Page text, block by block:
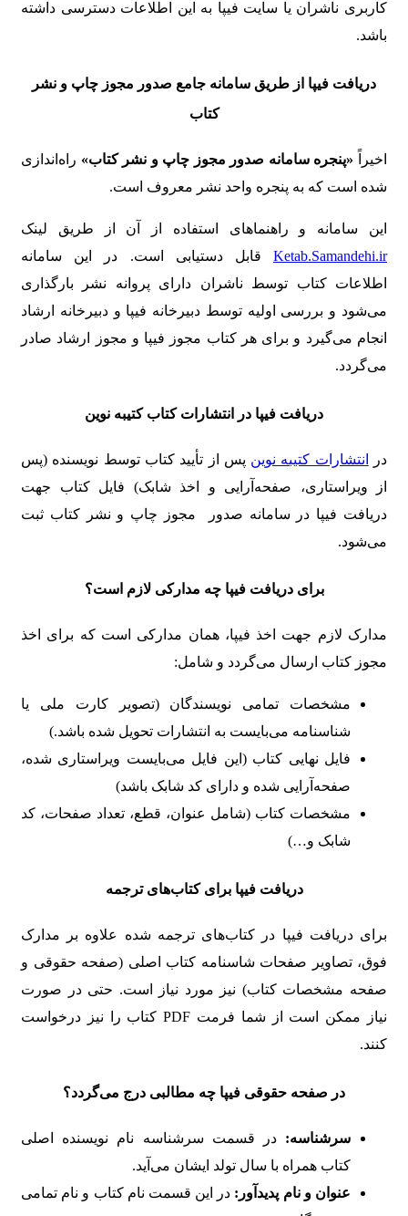
کاربری ناشران یا سایت فیپا به این اطلاعات دسترسی داشته
باشد.
دریافت فیپا از طریق سامانه جامع صدور مجوز چاپ و نشر
کتاب
اخیراً «پنجره سامانه صدور مجوز چاپ و نشر کتاب» راه‌اندازی
شده است که به پنجره واحد نشر معروف است.
این سامانه و راهنماهای استفاده از آن از طریق لینک
Ketab.Samandehi.ir قابل دستیابی است. در این سامانه
اطلاعات کتاب توسط ناشران دارای پروانه نشر بارگذاری
می‌شود و بررسی اولیه توسط دبیرخانه فیپا و دبیرخانه ارشاد
انجام می‌گیرد و برای هر کتاب مجوز فیپا و مجوز ارشاد صادر
می‌گردد.
دریافت فیپا در انتشارات کتاب کتیبه نوین
در انتشارات کتیبه نوین پس از تأیید کتاب توسط نویسنده (پس
از ویراستاری، صفحه‌آرایی و اخذ شابک) فایل کتاب جهت
دریافت فیپا در سامانه صدور مجوز چاپ و نشر کتاب ثبت
می‌شود.
برای دریافت فیپا چه مدارکی لازم است؟
مدارک لازم جهت اخذ فیپا، همان مدارکی است که برای اخذ
مجوز کتاب ارسال می‌گردد و شامل:
مشخصات تمامی نویسندگان (تصویر کارت ملی یا
شناسنامه می‌بایست به انتشارات تحویل شده باشد.)
فایل نهایی کتاب (این فایل می‌بایست ویراستاری شده،
صفحه‌آرایی شده و دارای کد شابک باشد)
مشخصات کتاب (شامل عنوان، قطع، تعداد صفحات، کد
شابک و…)
دریافت فیپا برای کتاب‌های ترجمه
برای دریافت فیپا در کتاب‌های ترجمه شده علاوه بر مدارک
فوق، تصاویر صفحات شاسنامه کتاب اصلی (صفحه حقوقی و
صفحه مشخصات کتاب) نیز مورد نیاز است. حتی در صورت
نیاز ممکن است از شما فرمت PDF کتاب را نیز درخواست
کنند.
در صفحه حقوقی فیپا چه مطالبی درج می‌گردد؟
سرشناسه: در قسمت سرشناسه نام نویسنده اصلی
کتاب همراه با سال تولد ایشان می‌آید.
عنوان و نام پدیدآور : در این قسمت نام کتاب و نام تمامی